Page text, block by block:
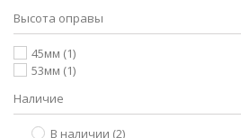
Высота оправы
45мм (1)
53мм (1)
Наличие
В наличии (2)